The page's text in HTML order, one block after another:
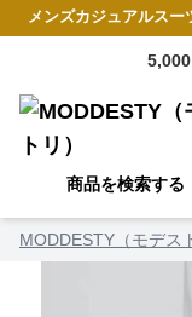
メンズカジュアルスー
商品を検索する
MODDESTY（モデス